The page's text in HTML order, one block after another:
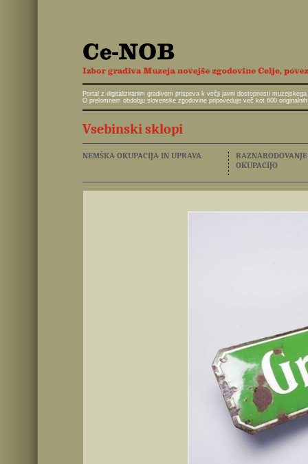
Portal z digitaliziranim gradivom prispeva k večji javni dostopnosti
O prelomnem obdobju slovenske zgodovine pripoveduje več kot 600
Vsebinski sklopi
NEMŠKA OKUPACIJA IN UPRAVA
OKUPACIJO